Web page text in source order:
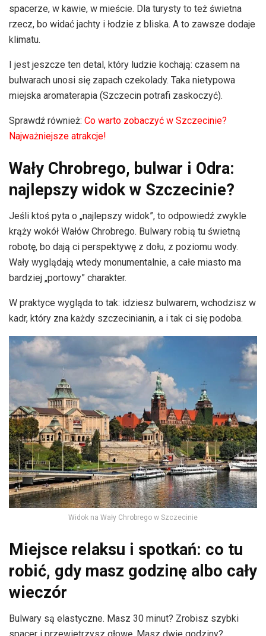
spacerze, w kawie, w mieście. Dla turysty to też świetna
rzecz, bo widać jachty i łodzie z bliska. A to zawsze dodaje
klimatu.
I jest jeszcze ten detal, który ludzie kochają: czasem na
bulwarach unosi się zapach czekolady. Taka nietypowa
miejska aromaterapia (Szczecin potrafi zaskoczyć).
Sprawdź również: Co warto zobaczyć w Szczecinie?
Najważniejsze atrakcje!
Wały Chrobrego, bulwar i Odra:
najlepszy widok w Szczecinie?
Jeśli ktoś pyta o „najlepszy widok”, to odpowiedź zwykle
krąży wokół Wałów Chrobrego. Bulwary robią tu świetną
robotę, bo dają ci perspektywę z dołu, z poziomu wody.
Wały wyglądają wtedy monumentalnie, a całe miasto ma
bardziej „portowy” charakter.
W praktyce wygląda to tak: idziesz bulwarem, wchodzisz w
kadr, który zna każdy szczecinianin, a i tak ci się podoba.
Widok na Wały Chrobrego w Szczecinie
Miejsce relaksu i spotkań: co tu
robić, gdy masz godzinę albo cały
wieczór
Bulwary są elastyczne. Masz 30 minut? Zrobisz szybki